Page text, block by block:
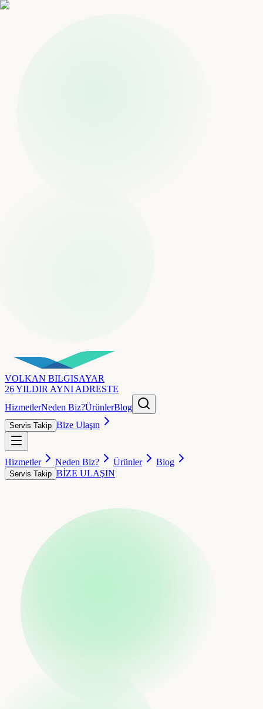
VOLKAN BILGISAYAR
26 YILDIR AYNI ADRESTE
HizmetlerNeden Biz?ÜrünlerBlog
Servis Takip Bize Ulaşın
Hizmetler Neden Biz? Ürünler Blog
Servis Takip BİZE ULAŞIN